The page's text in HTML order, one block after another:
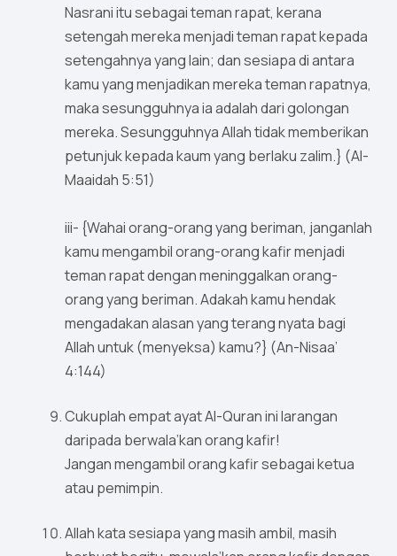
Nasrani itu sebagai teman rapat, kerana
setengah mereka menjadi teman rapat kepada
setengahnya yang lain; dan sesiapa di antara
kamu yang menjadikan mereka teman rapatnya,
maka sesungguhnya ia adalah dari golongan
mereka. Sesungguhnya Allah tidak memberikan
petunjuk kepada kaum yang berlaku zalim.} (Al-
Maaidah 5:51)
iii- {Wahai orang-orang yang beriman, janganlah
kamu mengambil orang-orang kafir menjadi
teman rapat dengan meninggalkan orang-
orang yang beriman. Adakah kamu hendak
mengadakan alasan yang terang nyata bagi
Allah untuk (menyeksa) kamu?} (An-Nisaa’
4:144)
Cukuplah empat ayat Al-Quran ini larangan
daripada berwala’kan orang kafir!
Jangan mengambil orang kafir sebagai ketua
atau pemimpin.
Allah kata sesiapa yang masih ambil, masih